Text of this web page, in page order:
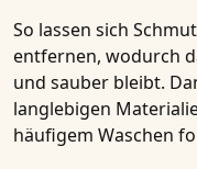
So lassen sich
entfernen, wodurch
und sauber bleibt.
langlebigen
häufigem Waschen